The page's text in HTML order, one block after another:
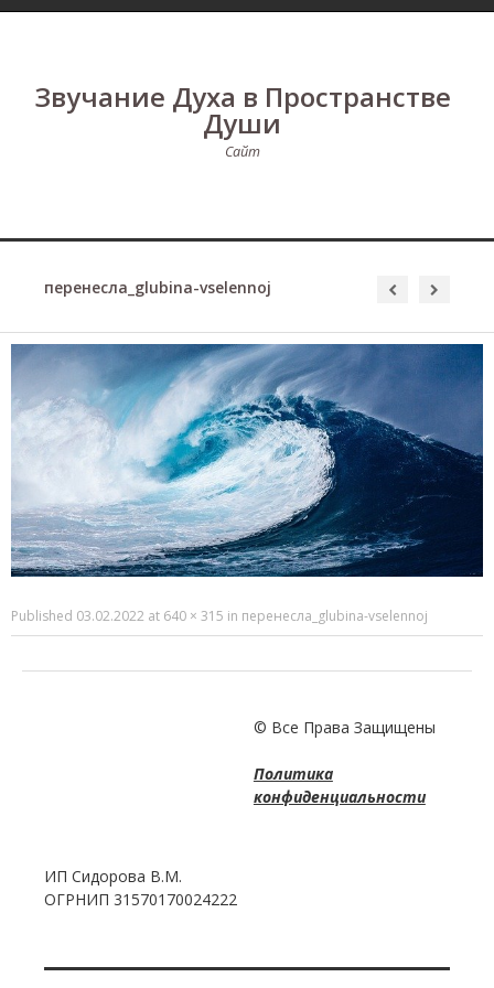
Звучание Духа в Пространстве
Души
Сайт
перенесла_glubina-vselennoj
Published 03.02.2022 at 640 × 315 in перенесла_glubina-vselennoj
© Все Права Защищены
Политика
конфиденциальности
ИП Сидорова В.М.
ОГРНИП 31570170024222